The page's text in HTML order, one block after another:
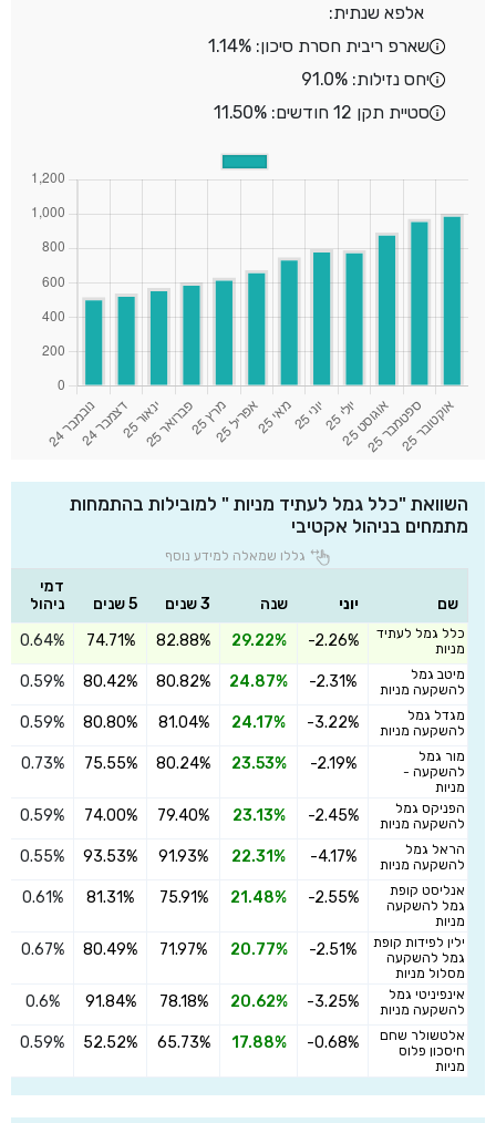
אלפא שנתית:
שארפ ריבית חסרת סיכון: 1.14%
יחס נזילות: 91.0%
סטיית תקן 12 חודשים: 11.50%
השוואת "כלל גמל לעתיד מניות " למובילות בהתמחות
מתמחים בניהול אקטיבי
גללו שמאלה למידע נוסף
שם יוני שנה 3 שנים 5 שנים
דמי
ניהול
כלל גמל לעתיד
מניות
-2.26%
29.22%
82.88%
74.71%
0.64%
מיטב גמל
להשקעה מניות
-2.31%
24.87%
80.82%
80.42%
0.59%
מגדל גמל
להשקעה מניות
-3.22%
24.17%
81.04%
80.80%
0.59%
מור גמל
להשקעה -
מניות
-2.19%
23.53%
80.24%
75.55%
0.73%
הפניקס גמל
להשקעה מניות
-2.45%
23.13%
79.40%
74.00%
0.59%
הראל גמל
להשקעה מניות
-4.17%
22.31%
91.93%
93.53%
0.55%
אנליסט קופת
גמל להשקעה
מניות
-2.55%
21.48%
75.91%
81.31%
0.61%
ילין לפידות קופת
גמל להשקעה
מסלול מניות
-2.51%
20.77%
71.97%
80.49%
0.67%
אינפיניטי גמל
להשקעה מניות
-3.25%
20.62%
78.18%
91.84%
0.6%
אלטשולר שחם
חיסכון פלוס
מניות
-0.68%
17.88%
65.73%
52.52%
0.59%